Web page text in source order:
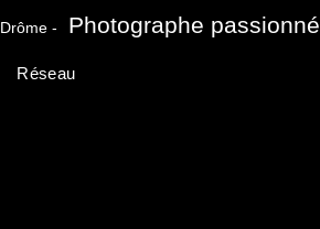
Drôme - Photographe passionné
Réseau